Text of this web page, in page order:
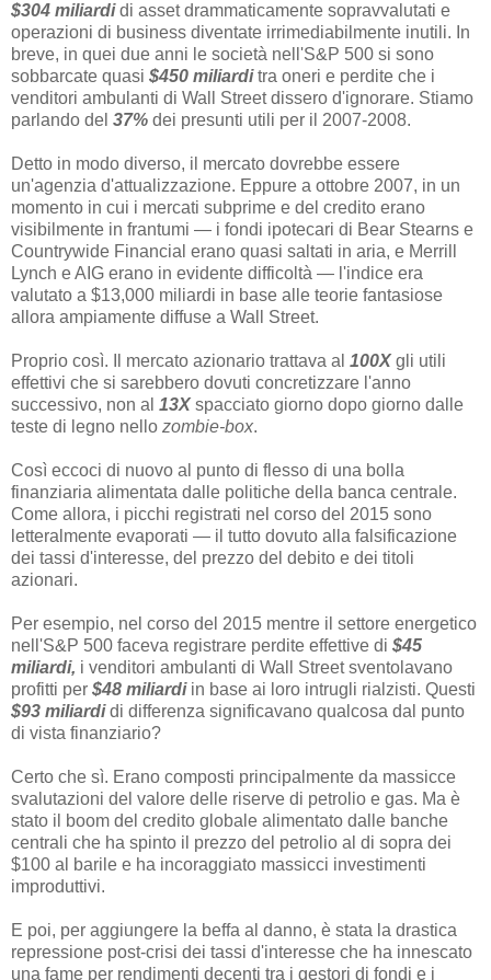
$304 miliardidi asset drammaticamente sopravvalutati e
operazioni di business diventate irrimediabilmente inutili. In
breve, in quei due anni le società nell'S&P 500 si sono
sobbarcate quasi $450 miliarditra oneri e perdite che i
venditori ambulanti di Wall Street dissero d'ignorare. Stiamo
parlando del 37% dei presunti utili per il 2007-2008.
Detto in modo diverso, il mercato dovrebbe essere
un'agenzia d'attualizzazione. Eppure a ottobre 2007, in un
momento in cui i mercati subprime e del credito erano
visibilmente in frantumi — i fondi ipotecari di Bear Stearns e
Countrywide Financial erano quasi saltati in aria, e Merrill
Lynch e AIG erano in evidente difficoltà — l'indice era
valutato a $13,000 miliardi in base alle teorie fantasiose
allora ampiamente diffuse a Wall Street.
Proprio così. Il mercato azionario trattava al 100X gli utili
effettivi che si sarebbero dovuti concretizzare l'anno
successivo, non al 13X spacciato giorno dopo giorno dalle
teste di legno nello zombie-box.
Così eccoci di nuovo al punto di flesso di una bolla
finanziaria alimentata dalle politiche della banca centrale.
Come allora, i picchi registrati nel corso del 2015 sono
letteralmente evaporati — il tutto dovuto alla falsificazione
dei tassi d'interesse, del prezzo del debito e dei titoli
azionari.
Per esempio, nel corso del 2015 mentre il settore energetico
nell'S&P 500 faceva registrare perdite effettive di $45
miliardi, i venditori ambulanti di Wall Street sventolavano
profitti per $48 miliardiin base ai loro intrugli rialzisti. Questi
$93 miliardidi differenza significavano qualcosa dal punto
di vista finanziario?
Certo che sì. Erano composti principalmente da massicce
svalutazioni del valore delle riserve di petrolio e gas. Ma è
stato il boom del credito globale alimentato dalle banche
centrali che ha spinto il prezzo del petrolio al di sopra dei
$100 al barile e ha incoraggiato massicci investimenti
improduttivi.
E poi, per aggiungere la beffa al danno, è stata la drastica
repressione post-crisi dei tassi d'interesse che ha innescato
una fame per rendimenti decenti tra i gestori di fondi e i